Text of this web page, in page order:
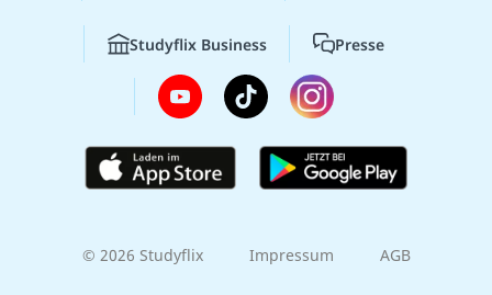
Studyflix Business Presse
© 2026 Studyflix Impressum AGB